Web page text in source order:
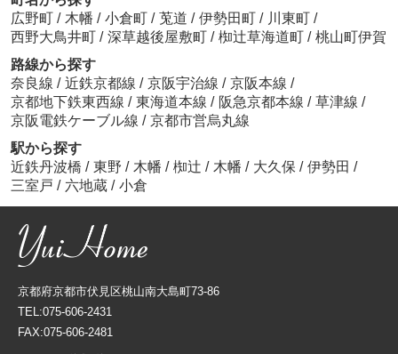
広野町 / 木幡 / 小倉町 / 莵道 / 伊勢田町 / 川東町 /
西野大鳥井町 / 深草越後屋敷町 / 椥辻草海道町 / 桃山町伊賀
路線から探す
奈良線 / 近鉄京都線 / 京阪宇治線 / 京阪本線 /
京都地下鉄東西線 / 東海道本線 / 阪急京都本線 / 草津線 /
京阪電鉄ケーブル線 / 京都市営烏丸線
駅から探す
近鉄丹波橋 / 東野 / 木幡 / 椥辻 / 木幡 / 大久保 / 伊勢田 /
三室戸 / 六地蔵 / 小倉
京都府京都市伏見区桃山南大島町73-86
TEL:075-606-2431
FAX:075-606-2481